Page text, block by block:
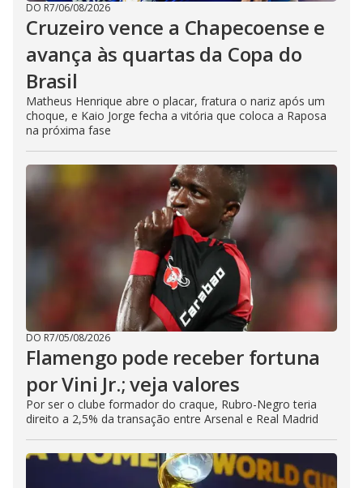
DO R7/06/08/2026
Cruzeiro vence a Chapecoense e
avança às quartas da Copa do
Brasil
Matheus Henrique abre o placar, fratura o nariz após um
choque, e Kaio Jorge fecha a vitória que coloca a Raposa
na próxima fase
DO R7/05/08/2026
Flamengo pode receber fortuna
por Vini Jr.; veja valores
Por ser o clube formador do craque, Rubro-Negro teria
direito a 2,5% da transação entre Arsenal e Real Madrid